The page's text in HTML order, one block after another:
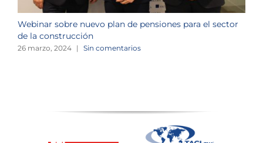
Webinar sobre nuevo plan de pensiones para el sector
de la construcción
26 marzo, 2024 | Sin comentarios